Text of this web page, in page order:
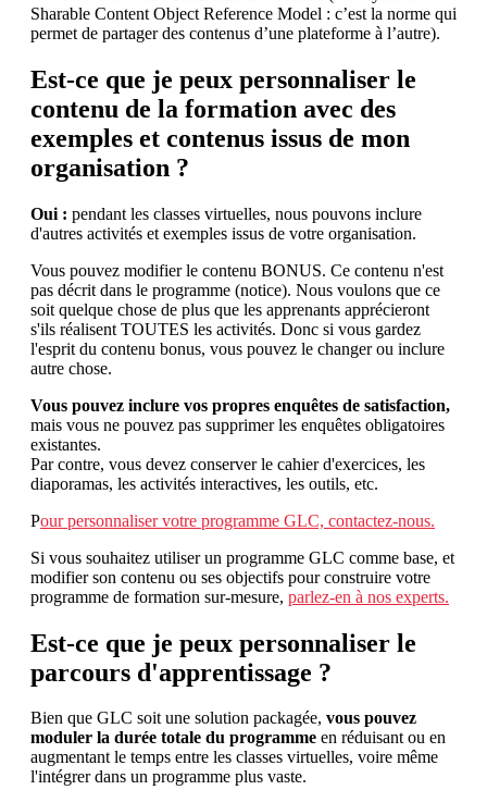
Sharable Content Object Reference Model : c’est la norme qui
permet de partager des contenus d’une plateforme à l’autre).
Est-ce que je peux personnaliser le
contenu de la formation avec des
exemples et contenus issus de mon
organisation ?
Oui : pendant les classes virtuelles, nous pouvons inclure
d'autres activités et exemples issus de votre organisation.
Vous pouvez modifier le contenu BONUS. Ce contenu n'est
pas décrit dans le programme (notice). Nous voulons que ce
soit quelque chose de plus que les apprenants apprécieront
s'ils réalisent TOUTES les activités. Donc si vous gardez
l'esprit du contenu bonus, vous pouvez le changer ou inclure
autre chose.
Vous pouvez inclure vos propres enquêtes de satisfaction,
mais vous ne pouvez pas supprimer les enquêtes obligatoires
existantes.
Par contre, vous devez conserver le cahier d'exercices, les
diaporamas, les activités interactives, les outils, etc.
Pour personnaliser votre programme GLC, contactez-nous.
Si vous souhaitez utiliser un programme GLC comme base, et
modifier son contenu ou ses objectifs pour construire votre
programme de formation sur-mesure, parlez-en à nos experts.
Est-ce que je peux personnaliser le
parcours d'apprentissage ?
Bien que GLC soit une solution packagée, vous pouvez
moduler la durée totale du programme en réduisant ou en
augmentant le temps entre les classes virtuelles, voire même
l'intégrer dans un programme plus vaste.